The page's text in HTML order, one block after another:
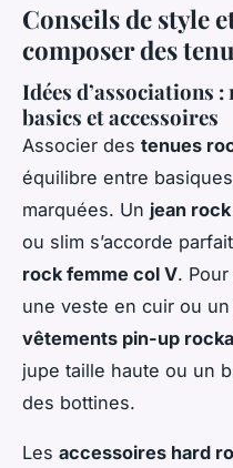
Conseils de style
composer des
Idées d’associations
basics et accessoires
Associer des tenues
équilibre entre
marquées. Un jean
ou slim s’accorde
rock femme col V.
une veste en cuir ou
vêtements pin-up
jupe taille haute ou un
des bottines.
Les accessoires hard